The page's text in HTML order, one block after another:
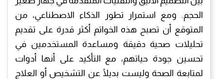
الحجم. ومع استمرار تطور الذكاء الاصطناعي، من
المتوقع أن تصبح هذه الخواتم أكثر قدرة على تقديم
تحليلات صحية دقيقة ومساعدة المستخدمين في
تحسين جودة حياتهم، مع التأكيد على أنها أدوات
لمتابعة الصحة وليست بديلًا عن التشخيص أو العلاج